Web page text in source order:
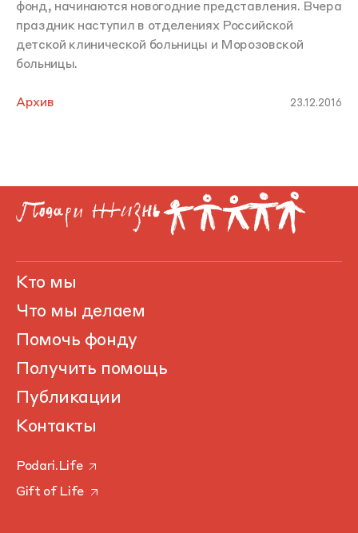
фонд, начинаются новогодние представления. Вчера
праздник наступил в отделениях Российской
детской клинической больницы и Морозовской
больницы.
Архив 23.12.2016
Кто мы
Что мы делаем
Помочь фонду
Получить помощь
Публикации
Контакты
Podari.Life
Gift of Life